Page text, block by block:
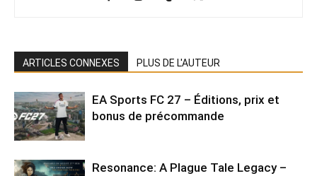
ARTICLES CONNEXES PLUS DE L'AUTEUR
EA Sports FC 27 – Éditions, prix et
bonus de précommande
Resonance: A Plague Tale Legacy –